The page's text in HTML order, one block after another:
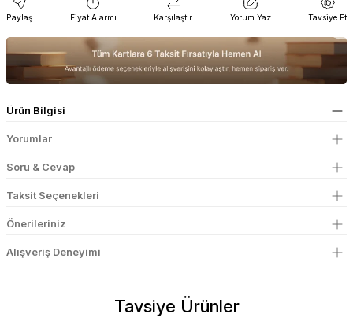
Paylaş Fiyat Alarmı Karşılaştır Yorum Yaz Tavsiye Et
Ürün Bilgisi
Yorumlar
Soru & Cevap
Taksit Seçenekleri
Önerileriniz
Alışveriş Deneyimi
Tavsiye Ürünler